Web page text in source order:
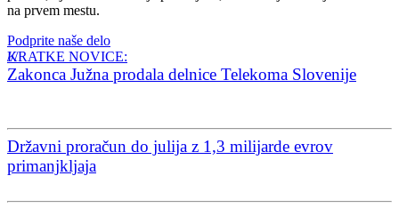
na prvem mestu.
Podprite naše delo
KRATKE NOVICE:
Zakonca Južna prodala delnice Telekoma Slovenije
Državni proračun do julija z 1,3 milijarde evrov
primanjkljaja